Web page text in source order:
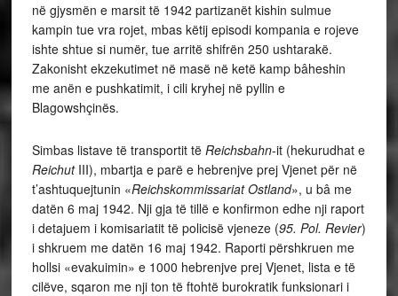
në gjysmën e marsit të 1942 partizanët kishin sulmue
kampin tue vra rojet, mbas këtij episodi kompania e rojeve
ishte shtue si numër, tue arritë shifrën 250 ushtarakë.
Zakonisht ekzekutimet në masë në ketë kamp bâheshin
me anën e pushkatimit, i cili kryhej në pyllin e
Blagowshçinës.
Simbas listave të transportit të Reichsbahn-it (hekurudhat e
ReichutIII), mbartja e parë e hebrenjve prej Vjenet për në
t’ashtuquejtunin «Reichskommissariat Ostland», u bâ me
datën 6 maj 1942. Nji gja të tillë e konfirmon edhe nji raport
i detajuem i komisariatit të policisë vjeneze (95. Pol. Revier)
i shkruem me datën 16 maj 1942. Raporti përshkruen me
hollsi «evakuimin» e 1000 hebrenjve prej Vjenet, lista e të
cilëve, sqaron me nji ton të ftohtë burokratik funksionari i